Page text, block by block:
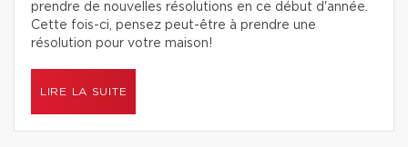
prendre de nouvelles résolutions en ce début d'année.
Cette fois-ci, pensez peut-être à prendre une
résolution pour votre maison!
LIRE LA SUITE